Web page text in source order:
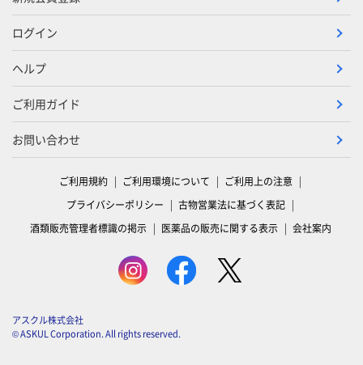
ログイン
ヘルプ
ご利用ガイド
お問い合わせ
ご利用規約 ご利用環境について
ご利用上の注意
プライバシーポリシー
古物営業法に基づく表記
酒類販売管理者標識の掲示
医薬品の販売に関する表示 会社案内
アスクル株式会社
© ASKUL Corporation. All rights reserved.